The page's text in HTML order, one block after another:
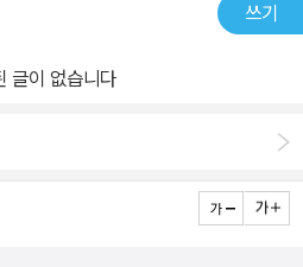
쓰기
글이 없습니다